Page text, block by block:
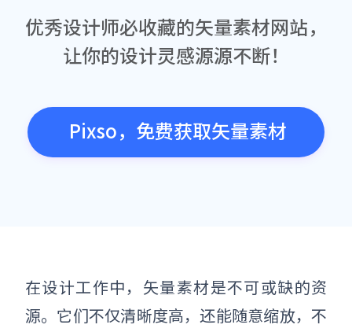
优秀设计师必收藏的矢量素材网站，
让你的设计灵感源源不断！
Pixso，免费获取矢量素材
在设计工作中，矢量素材是不可或缺的资
源。它们不仅清晰度高，还能随意缩放，不